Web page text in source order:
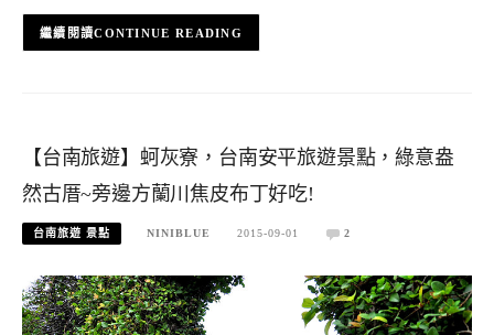
CONTINUE READING
【台南旅遊】蚵灰寮，台南安平旅遊景點，綠意盎
然古厝~旁邊方蘭川焦皮布丁好吃!
台南旅遊 景點 NINIBLUE 2015-09-01 2